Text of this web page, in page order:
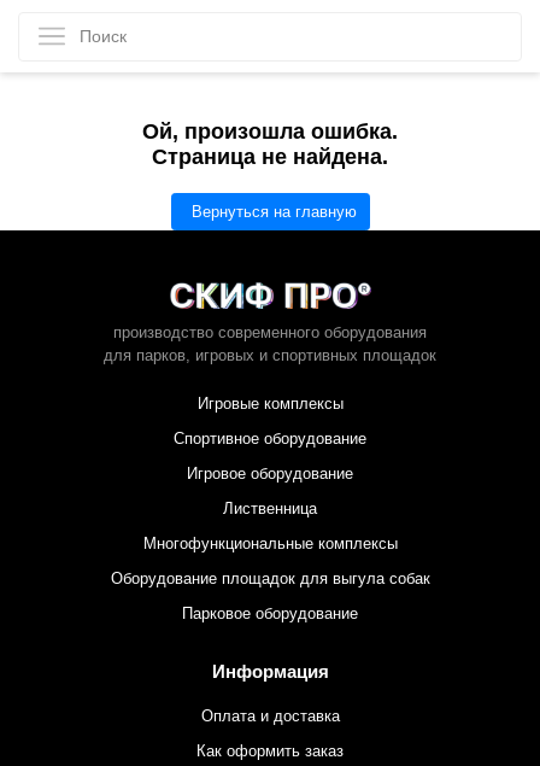
Ой, произошла ошибка.
Страница не найдена.
Вернуться на главную
производство современного оборудования
для парков, игровых и спортивных площадок
Игровые комплексы
Спортивное оборудование
Игровое оборудование
Лиственница
Многофункциональные комплексы
Оборудование площадок для выгула собак
Парковое оборудование
Информация
Оплата и доставка
Как оформить заказ